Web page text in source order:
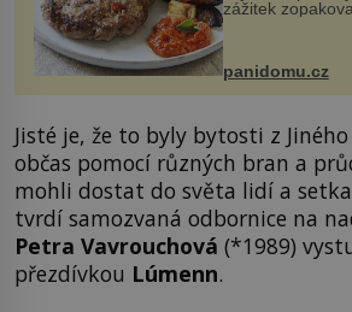
zážitek
snazšího.
Možná jste ji
panidomu.cz
Jisté je, že to byly bytosti z
občas pomocí různých bran a
mohli dostat do světa lidí a
tvrdí samozvaná odbornice na
Petra Vavrouchová (*1989)
přezdívkou Lúmenn.